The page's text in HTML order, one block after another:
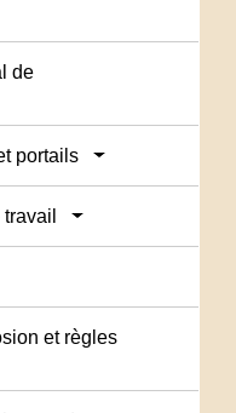
de
portails
travail
et règles